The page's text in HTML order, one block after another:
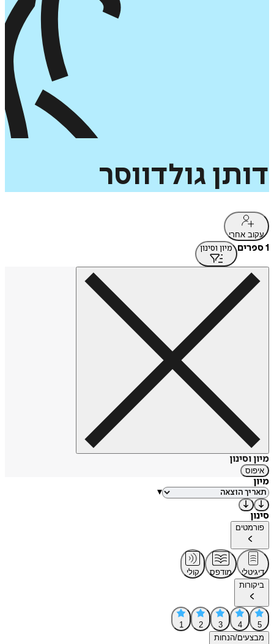
דותן גולדווסר
עקוב אחרי
1 ספרים מיון וסינון
מיון וסינון
איפוס
מיון
▾
סינון
פורמטים
דיגיטלי מודפס
קולי
ביקורות
5
4
3
2
1
מבצעים/הנחות